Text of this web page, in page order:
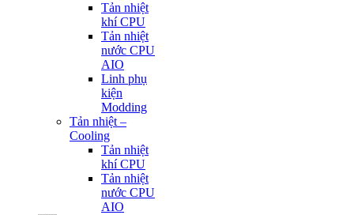
Tản nhiệt
khí CPU
Tản nhiệt
nước CPU
AIO
Linh phụ
kiện
Modding
Tản nhiệt –
Cooling
Tản nhiệt
khí CPU
Tản nhiệt
nước CPU
AIO